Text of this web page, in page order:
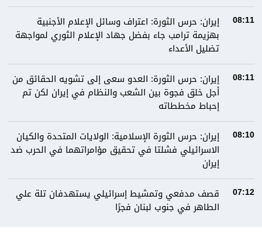
08:11
إيران: حرس الثورة: اعتراف وسائل الإعلام الأجنبية
بهزيمة ترامب جاء بفضل جهاد الإعلام الثوري لمواجهة
تضليل الأعداء
08:11
إيران: حرس الثورة: العدو سعى إلى تشويه الحقائق من
أجل خلق فجوة بين الشعب والنظام في إيران لكن تم
إحباط مخططاته
08:10
إيران: حرس الثورة الإسلامية: الولايات المتحدة والكيان
الاسرائيلي فشلتا في تحقيق مؤامراتهما في الحرب ضد
إيران
07:12
قصف مدفعي وتمشيط إسرائيلي يستهدفان تلة علي
الطاهر في جنوب لبنان فجرًا